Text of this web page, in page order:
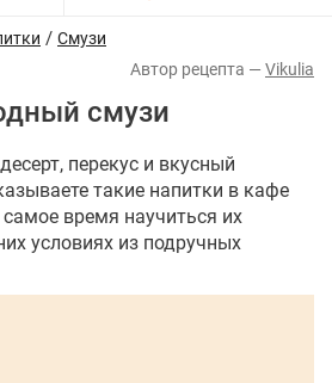
/ Смузи
Vikulia
смузи
перекус и вкусный
такие напитки в кафе
самое время научиться их
условиях из подручных